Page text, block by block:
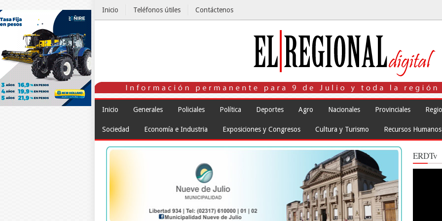
Inicio Teléfonos útiles Contáctenos
Inicio Generales Policiales Política Deportes Agro Nacionales Provinciales
Sociedad Economía e Industria Exposiciones y Congresos Cultura y Turismo Recursos Humanos
ERDTv